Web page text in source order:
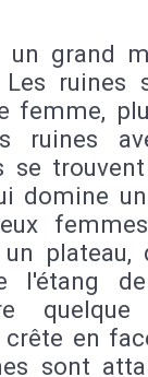
grand
ruines
femme,
ruines
se
domine
plateau,
l'étang
quelque
en
sont